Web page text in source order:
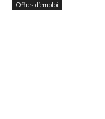
Offres d’emploi